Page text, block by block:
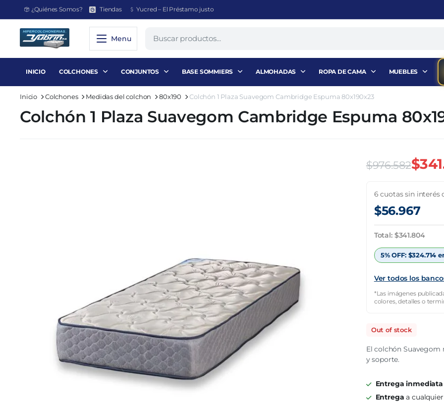
¿Quiénes Somos? Tiendas Yucred – El Préstamo justo
Menu
INICIO COLCHONES CONJUNTOS BASE SOMMIERS ALMOHADAS ROPA DE CAMA MUEBLES
Inicio Colchones Medidas del colchon 80x190 Colchón 1 Plaza Suavegom Cambridge Espuma 80x190x23
Colchón 1 Plaza Suavegom Cambridge Espuma
$976.582
precio
original
era:
$976.582.
$
precio
actual
es:
$341.804.
6 cuotas sin interés
$56.967
Total: $341.804
5% OFF: $324.714
Ver todos los
*Las imágenes
colores, detalles o
Out of stock
El colchón
y soporte.
Entrega inmediata
Entrega a